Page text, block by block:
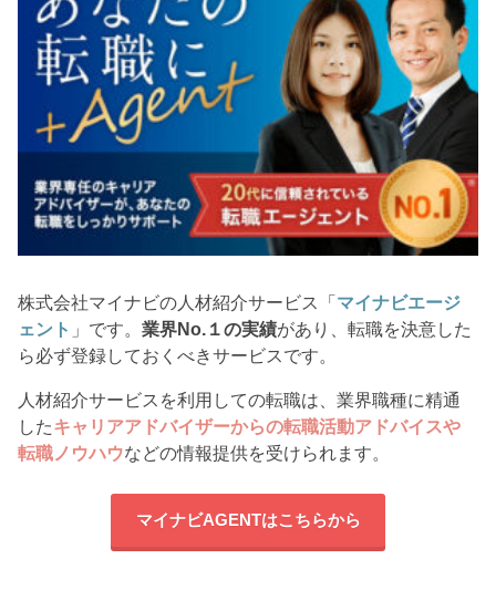
株式会社マイナビの人材紹介サービス「マイナビエージ
ェント 」です。業界No.１の実績があり、転職を決意した
ら必ず登録しておくべきサービスです。
人材紹介サービスを利用しての転職は、業界職種に精通
したキャリアアドバイザーからの転職活動アドバイスや
転職ノウハウなどの情報提供を受けられます。
マイナビAGENTはこちらから